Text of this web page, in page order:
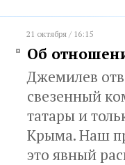
21 октября / 16:15
Об
Джемилев
свезенный
татары и
Крыма. Наш
это явный